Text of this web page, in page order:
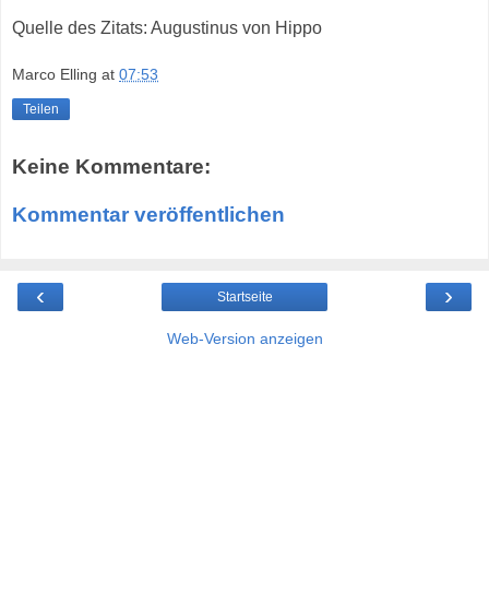
Quelle des Zitats: Augustinus von Hippo
Marco Elling at 07:53
Teilen
Keine Kommentare:
Kommentar veröffentlichen
‹ ›
Startseite
Web-Version anzeigen